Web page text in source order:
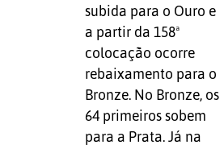
subida para o Ouro e
a partir da 158ª
colocação ocorre
rebaixamento para o
Bronze. No Bronze, os
64 primeiros sobem
para a Prata. Já na